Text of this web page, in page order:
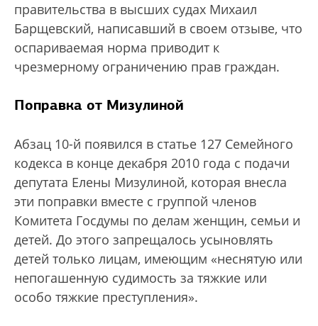
правительства в высших судах Михаил
Барщевский, написавший в своем отзыве, что
оспариваемая норма приводит к
чрезмерному ограничению прав граждан.
Поправка от Мизулиной
Абзац 10-й появился в статье 127 Семейного
кодекса в конце декабря 2010 года с подачи
депутата Елены Мизулиной, которая внесла
эти поправки вместе с группой членов
Комитета Госдумы по делам женщин, семьи и
детей. До этого запрещалось усыновлять
детей только лицам, имеющим «неснятую или
непогашенную судимость за тяжкие или
особо тяжкие преступления».